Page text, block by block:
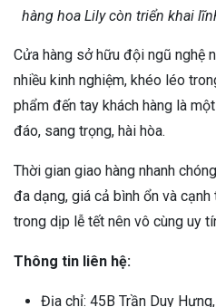
hàng hoa Lily còn triển khai
Cửa hàng sở hữu đội ngũ nghệ
nhiều kinh nghiệm, khéo léo
phẩm đến tay khách hàng là
đáo, sang trọng, hài hòa.
Thời gian giao hàng nhanh
đa dạng, giá cả bình ổn và
trong dịp lễ tết nên vô cùng uy
Thông tin liên hệ:
Địa chỉ: 45B Trần Duy Hưng,